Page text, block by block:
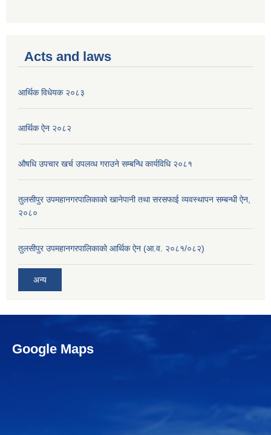
Acts and laws
आर्थिक विधेयक २०८३
आर्थिक ऐन २०८२
औषधि उपचार खर्च उपलव्ध गराउने सम्बन्धि कार्यविधि २०८१
तुलसीपुर उपमहानगरपालिकाको खानेपानी तथा सरसफाई व्यवस्थापन सम्बन्धी ऐन,
२०८०
तुलसीपुर उपमहानगरपालिकाको आर्थिक ऐन (आ.व. २०८१/०८२)
अन्य
Google Maps